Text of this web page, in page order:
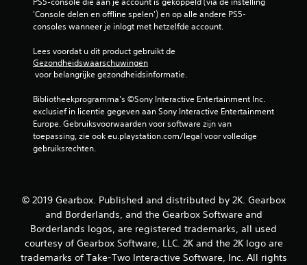
e
g
e
'Console delen en offline spelen') en op alle andere PS5-
consoles wanneer je inlogt met hetzelfde account.
Lees voordat u dit product gebruikt de
Gezondheidswaarschuwingen
voor belangrijke gezondheidsinformatie.
Bibliotheekprogramma's ©Sony Interactive Entertainment Inc.
exclusief in licentie gegeven aan Sony Interactive Entertainment
Europe. Gebruiksvoorwaarden voor software zijn van
toepassing, zie ook eu.playstation.com/legal voor volledige
gebruiksrechten.
© 2019 Gearbox. Published and distributed by 2K. Gearbox
and Borderlands, and the Gearbox Software and
Borderlands logos, are registered trademarks, all used
courtesy of Gearbox Software, LLC. 2K and the 2K logo are
trademarks of Take-Two Interactive Software, Inc. All rights